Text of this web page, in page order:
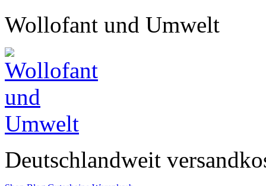
Wollofant und Umwelt
Deutschlandweit